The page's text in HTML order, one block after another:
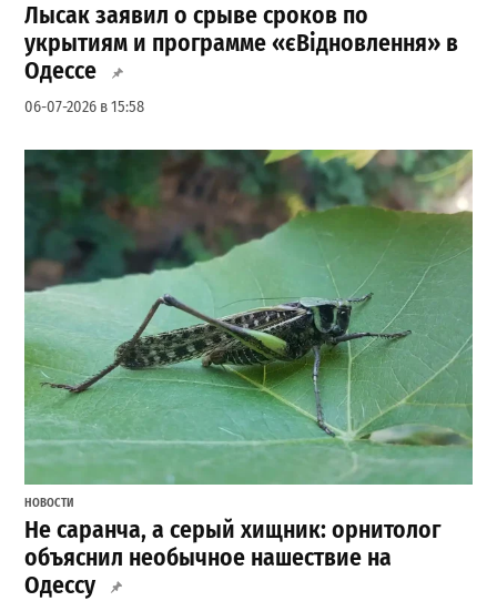
Лысак заявил о срыве сроков по
укрытиям и программе «єВідновлення» в
Одессе
06-07-2026 в 15:58
НОВОСТИ
Не саранча, а серый хищник: орнитолог
объяснил необычное нашествие на
Одессу